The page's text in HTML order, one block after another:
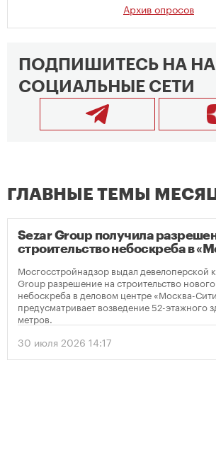
Архив опросов
ПОДПИШИТЕСЬ НА
СОЦИАЛЬНЫЕ СЕТИ
ГЛАВНЫЕ ТЕМЫ
Sezar Group получила
строительство небоскреба в
Мосгосстройнадзор выдал девелоперской
Group разрешение на строительство
небоскреба в деловом центре «Москва-
предусматривает возведение 52-этажного
метров.
30 июля 2026 14:17